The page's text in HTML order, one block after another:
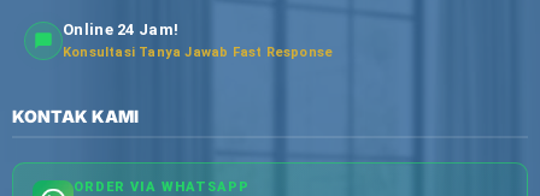
Online 24 Jam!
Konsultasi Tanya Jawab Fast Response
KONTAK KAMI
ORDER VIA WHATSAPP